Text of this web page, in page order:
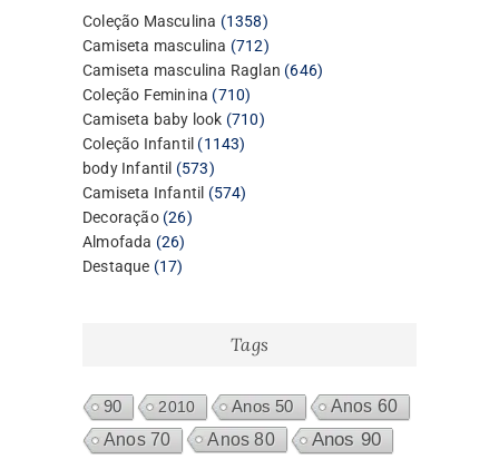
Coleção Masculina 13581358
produtos
Camiseta masculina 712712
produtos
Camiseta masculina Raglan 646646
Coleção Feminina 710710
produtos
Camiseta baby look 710710
Coleção Infantil 11431143
body Infantil 573573
produtos
Camiseta Infantil 574574
Decoração 2626
Almofada 2626
produtos
Destaque 1717
Tags
90 2010 Anos 50
Anos 60
Anos 70
Anos 80 Anos 90